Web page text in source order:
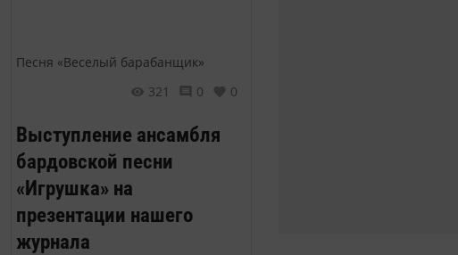
Песня «Веселый барабанщик»
321
0 0
Выступление ансамбля
бардовской песни
«Игрушка» на
презентации нашего
журнала